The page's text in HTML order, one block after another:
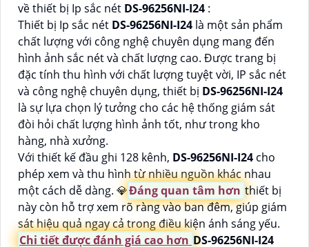
về thiết bị Ip sắc nét DS-96256NI-I24 :
Thiết bị Ip sắc nét DS-96256NI-I24 là một sản phẩm
chất lượng với công nghệ chuyên dụng mang đến
hình ảnh sắc nét và chất lượng cao. Được trang bị
đặc tính thu hình với chất lượng tuyệt vời, IP sắc nét
và công nghệ chuyên dụng, thiết bị DS-96256NI-I24
là sự lựa chọn lý tưởng cho các hệ thống giám sát
đòi hỏi chất lượng hình ảnh tốt, như trong kho
hàng, nhà xưởng.
Với thiết kế đầu ghi 128 kênh, DS-96256NI-I24 cho
phép xem và thu hình từ nhiều nguồn khác nhau
một cách dễ dàng. 💎Đáng quan tâm hơn thiết bị
này còn hỗ trợ xem rõ ràng vào ban đêm, giúp giám
sát hiệu quả ngay cả trong điều kiện ánh sáng yếu.
Chi tiết được đánh giá cao hơn DS-96256NI-I24